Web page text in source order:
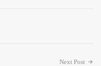
Next Post